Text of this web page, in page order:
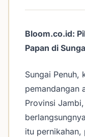
Bloom.co.id:
Papan di
Sungai Penuh,
pemandangan
Provinsi
itu pernikahan,